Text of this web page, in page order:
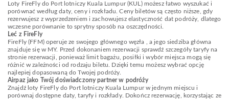
Loty FireFly do Port lotniczy Kuala Lumpur (KUL) możesz łatwo wyszukać i
porównać według daty, ceny i rozkładu. Ceny biletów są często niższe, gdy
rezerwujesz z wyprzedzeniem i zachowujesz elastyczność dat podróży, dlatego
wczesne porównanie to sprytny sposób na oszczędności.
Leć z FireFly
FireFly (FFM) operuje ze swojego głównego węzła , a jego siedziba główna
znajduje się w MY. Przed dokonaniem rezerwacji sprawdź szczegóły taryfy na
stronie rezerwacji, ponieważ limit bagażu, posiłki i wybór miejsca mogą się
różnić w zależności od rodzaju biletu. Dzięki temu możesz wybrać opcję
najlepiej dopasowaną do Twojej podróży.
Airpaz jako Twój doświadczony partner w podróży
Znajdź loty FireFly do Port lotniczy Kuala Lumpur w jednym miejscu i
porównaj dostępne daty, taryfy i rozkłady. Dokończ rezerwację, korzystając ze